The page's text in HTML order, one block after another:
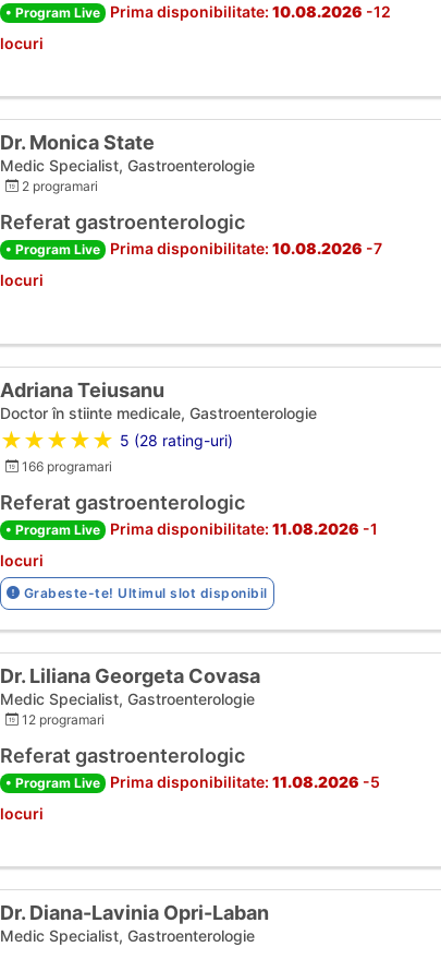
• Program Live Prima disponibilitate: 10.08.2026 -12
locuri
Dr. Monica State
Medic Specialist, Gastroenterologie
2 programari
Referat gastroenterologic
• Program Live Prima disponibilitate: 10.08.2026 -7
locuri
Adriana Teiusanu
Doctor în stiinte medicale, Gastroenterologie
★★★★★ 5 (28 rating-uri)
166 programari
Referat gastroenterologic
• Program Live Prima disponibilitate: 11.08.2026 -1
locuri
Grabeste-te! Ultimul slot disponibil
Dr. Liliana Georgeta Covasa
Medic Specialist, Gastroenterologie
12 programari
Referat gastroenterologic
• Program Live Prima disponibilitate: 11.08.2026 -5
locuri
Dr. Diana-Lavinia Opri-Laban
Medic Specialist, Gastroenterologie